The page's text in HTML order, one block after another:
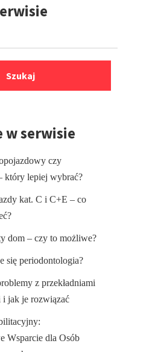
w serwisie
czy
który lepiej wybrać?
kat. C i C+E – co
dom – czy to możliwe?
się periodontologia?
z przekładniami
jak je rozwiązać
Wsparcie dla Osób